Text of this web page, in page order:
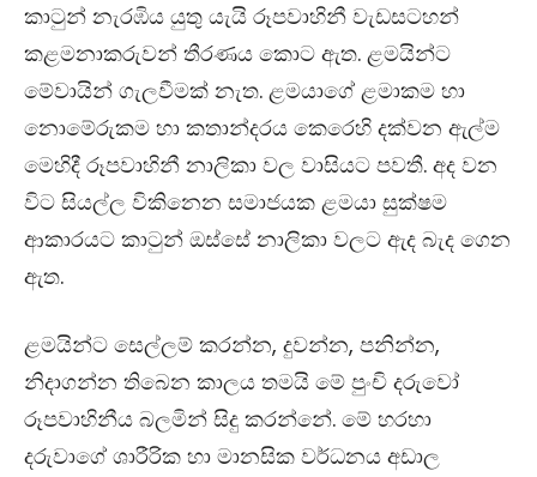
කාටුන් නැරඹිය යුතු යැයි රූපවාහිනී වැඩසටහන්
කළමනාකරුවන් තීරණය කොට ඇත. ළමයින්ට
මේවායින් ගැලවීමක් නැත. ළමයාගේ ළමාකම හා
නොමේරුකම හා කතාන්දරය කෙරෙහි දක්වන ඇල්ම
මෙහිදී රූපවාහිනී නාලිකා වල වාසියට පවතී. අද වන
විට සියල්ල විකිනෙන සමාජයක ළමයා සුක්ෂම
ආකාරයට කාටුන් ඔස්සේ නාලිකා වලට ඇද බැද ගෙන
ඇත.
ළමයින්ට සෙල්ලම් කරන්න, දුවන්න, පනින්න,
නිදාගන්න තිබෙන කාලය තමයි මේ පුංචි දරුවෝ
රූපවාහිනීය බලමින් සිදු කරන්නේ. මේ හරහා
දරුවාගේ ශාරීරික හා මානසික වර්ධනය අඩාල